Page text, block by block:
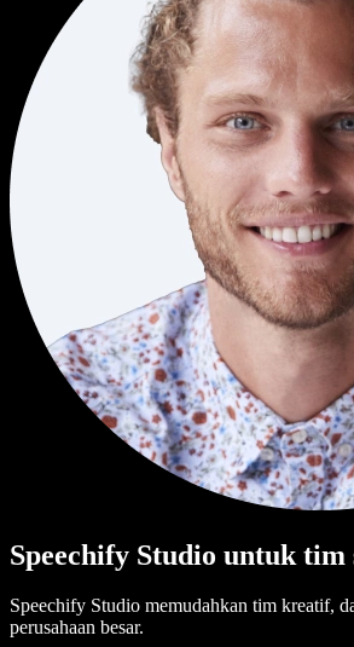
Speechify Studio untuk tim
Speechify Studio memudahkan tim kreatif,
perusahaan besar.